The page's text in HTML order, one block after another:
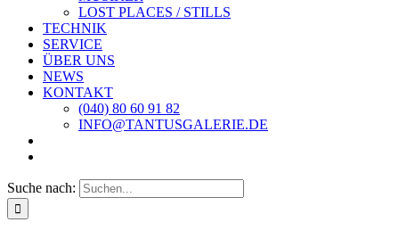
LOST PLACES / STILLS
TECHNIK
SERVICE
ÜBER UNS
NEWS
KONTAKT
(040) 80 60 91 82
INFO@TANTUSGALERIE.DE
Suche nach: